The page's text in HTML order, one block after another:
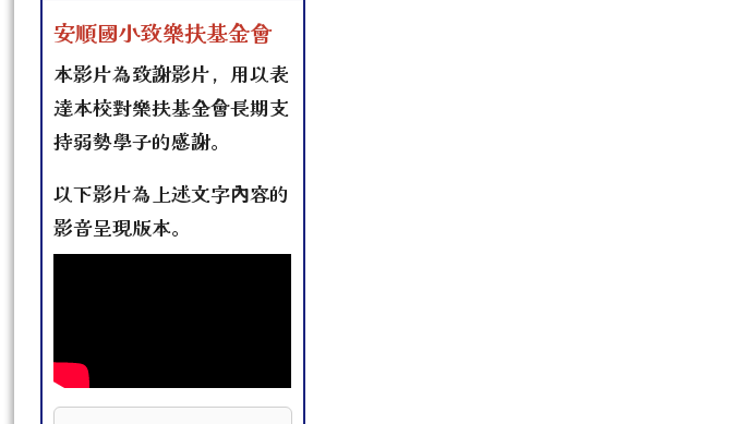
安順國小致樂扶基金會
本影片為致謝影片，用以表
達本校對樂扶基金會長期支
持弱勢學子的感謝。
以下影片為上述文字內容的
影音呈現版本。